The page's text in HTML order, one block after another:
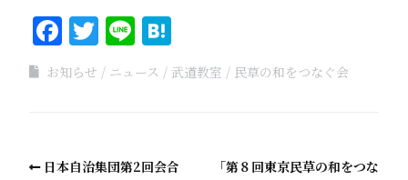
Facebook
Twitter
Line
お知らせ ニュース 武道教室 民草の和をつなぐ会
日本自治集団第2回会合
「第８回東京民草の和をつな